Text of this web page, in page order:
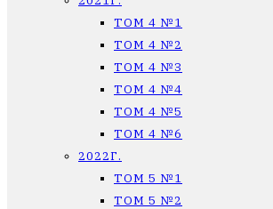
ТОМ 4 №1
ТОМ 4 №2
ТОМ 4 №3
ТОМ 4 №4
ТОМ 4 №5
ТОМ 4 №6
2022Г.
ТОМ 5 №1
ТОМ 5 №2